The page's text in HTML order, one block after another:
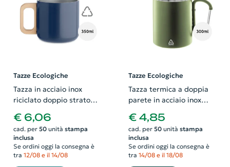
Tazze Ecologiche
Tazza in acciaio inox
riciclato doppio strato
350 ml
€ 6,06
cad. per 50unità stampa
inclusa
Se ordini oggi la consegna è
tra 12/08 e il 14/08
Tazze Ecologiche
Tazza termica a doppia
parete in acciaio inox
moschettone da 300ml
€ 4,85
cad. per 50unità stampa
inclusa
Se ordini oggi la consegna è
tra 14/08 e il 18/08